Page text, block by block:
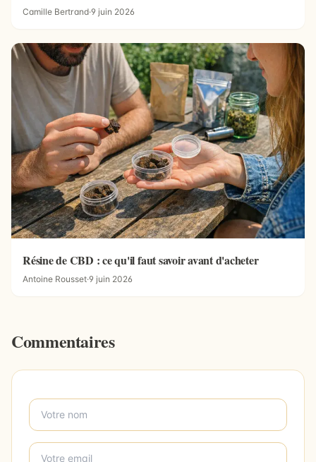
Camille Bertrand·9 juin 2026
Résine de CBD : ce qu'il faut savoir avant d'acheter
Antoine Rousset·9 juin 2026
Commentaires